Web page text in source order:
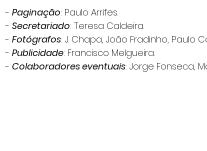
- Paginação: Paulo Arrifes.
- Secretariado: Teresa Caldeira.
- Fotógrafos: J. Chapa, João Fradinho, Paulo
- Publicidade: Francisco Melgueira.
- Colaboradores eventuais: Jorge Fonseca,